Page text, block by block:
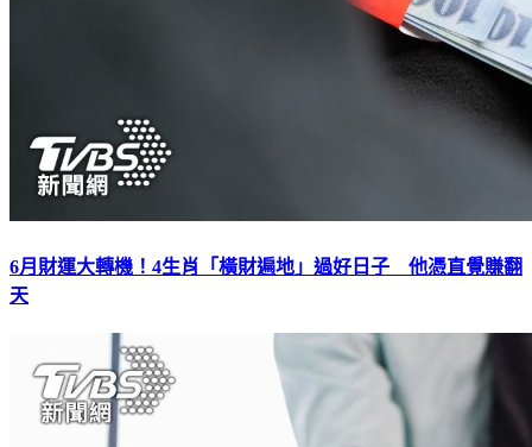
6月財運大轉機！4生肖「橫財遍地」過好日子 他憑直覺賺翻
天